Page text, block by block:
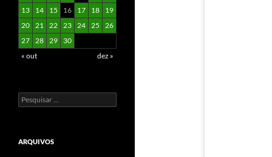
13
14 15 16 17 18
19
20 21 22 23 24 25
26
27 28 29
30
« out
dez »
Pesquisar
por:
ARQUIVOS